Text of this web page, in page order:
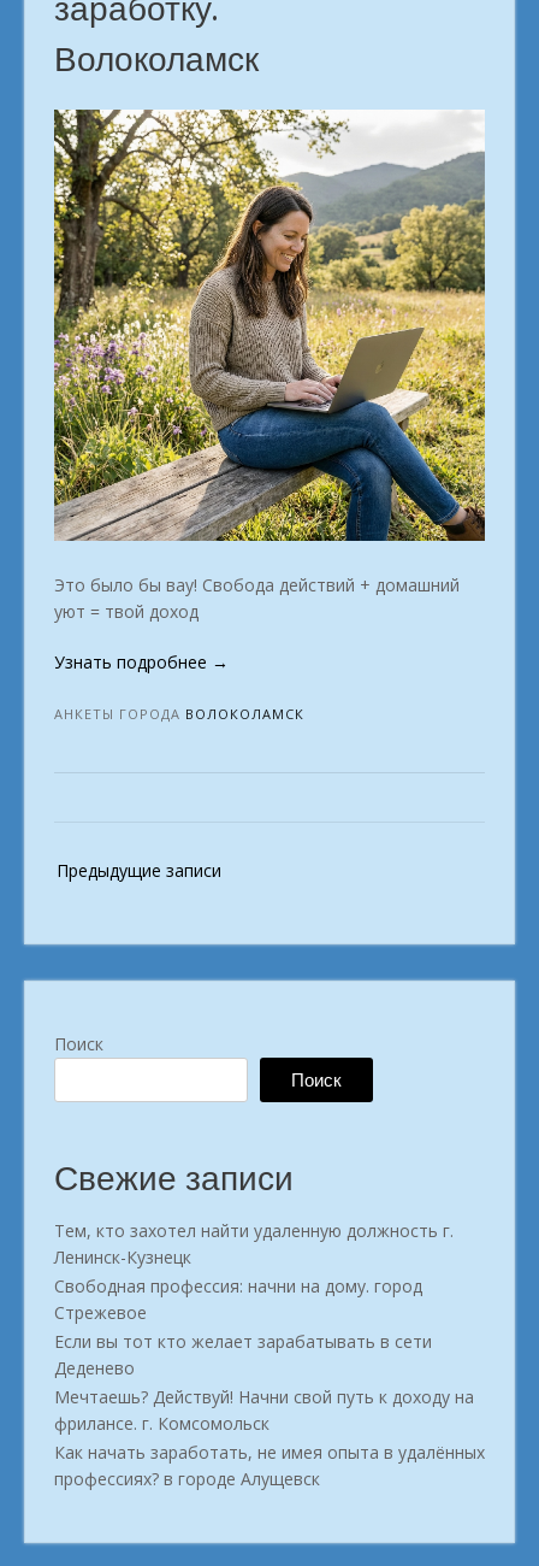
Волоколамск
Это было бы вау! Свобода действий + домашний
уют = твой доход
Узнать подробнее «Заработок
дому
мечта
→
АНКЕТЫ ГОРОДА ВОЛОКОЛАМСК
Навигация
по
Предыдущие записи
Поиск
Поиск
Свежие записи
Тем, кто захотел найти удаленную должность г.
Ленинск-Кузнецк
Свободная профессия: начни на дому. город
Стрежевое
Если вы тот кто желает зарабатывать в сети
Деденево
Мечтаешь? Действуй! Начни свой путь к доходу на
фрилансе. г. Комсомольск
Как начать заработать, не имея опыта в удалённых
профессиях? в городе Алущевск